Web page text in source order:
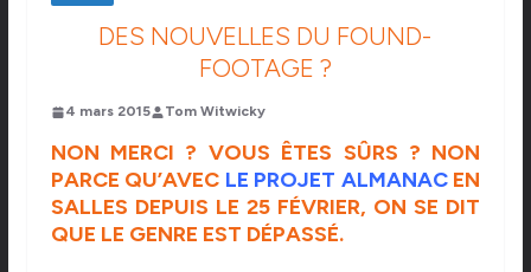
DES NOUVELLES DU FOUND-
FOOTAGE ?
4 mars 2015 Tom Witwicky
NON MERCI ? VOUS ÊTES SÛRS ? NON
PARCE QU’AVEC LE PROJET ALMANACEN
SALLES DEPUIS LE 25 FÉVRIER, ON SE DIT
QUE LE GENRE EST DÉPASSÉ.